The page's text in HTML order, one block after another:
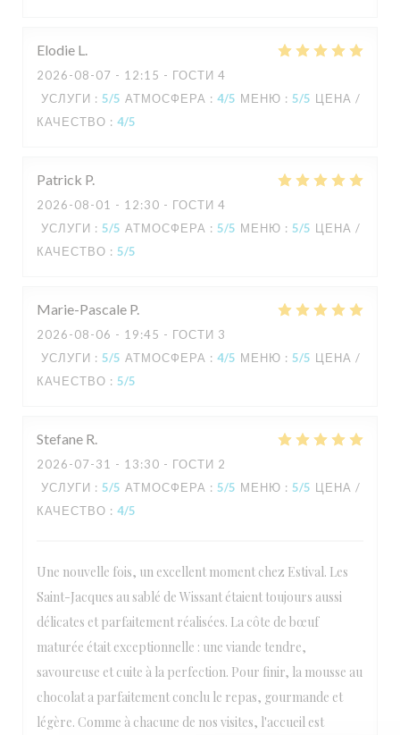
Elodie L
2026-08-07 - 12:15 - ГОСТИ 4
УСЛУГИ : 5/5 АТМОСФЕРА : 4/5 МЕНЮ : 5/5 ЦЕНА /
КАЧЕСТВО : 4/5
Patrick P
2026-08-01 - 12:30 - ГОСТИ 4
УСЛУГИ : 5/5 АТМОСФЕРА : 5/5 МЕНЮ : 5/5 ЦЕНА /
КАЧЕСТВО : 5/5
Marie-Pascale P
2026-08-06 - 19:45 - ГОСТИ 3
УСЛУГИ : 5/5 АТМОСФЕРА : 4/5 МЕНЮ : 5/5 ЦЕНА /
КАЧЕСТВО : 5/5
Stefane R
2026-07-31 - 13:30 - ГОСТИ 2
УСЛУГИ : 5/5 АТМОСФЕРА : 5/5 МЕНЮ : 5/5 ЦЕНА /
КАЧЕСТВО : 4/5
Une nouvelle fois, un excellent moment chez Estival. Les
Saint-Jacques au sablé de Wissant étaient toujours aussi
délicates et parfaitement réalisées. La côte de bœuf
maturée était exceptionnelle : une viande tendre,
savoureuse et cuite à la perfection. Pour finir, la mousse au
chocolat a parfaitement conclu le repas, gourmande et
légère. Comme à chacune de nos visites, l'accueil est